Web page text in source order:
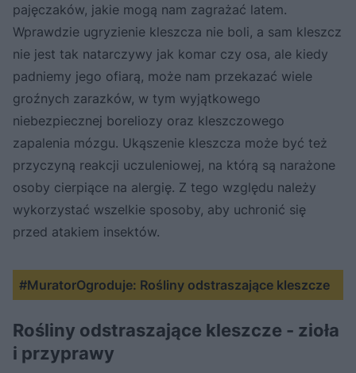
pajęczaków, jakie mogą nam zagrażać latem.
Wprawdzie ugryzienie kleszcza nie boli, a sam kleszcz
nie jest tak natarczywy jak komar czy osa, ale kiedy
padniemy jego ofiarą, może nam przekazać wiele
groźnych zarazków, w tym wyjątkowego
niebezpiecznej boreliozy oraz kleszczowego
zapalenia mózgu. Ukąszenie kleszcza może być też
przyczyną reakcji uczuleniowej, na którą są narażone
osoby cierpiące na alergię. Z tego względu należy
wykorzystać wszelkie sposoby, aby uchronić się
przed atakiem insektów.
#MuratorOgroduje: Rośliny odstraszające kleszcze
Rośliny odstraszające kleszcze - zioła
i przyprawy